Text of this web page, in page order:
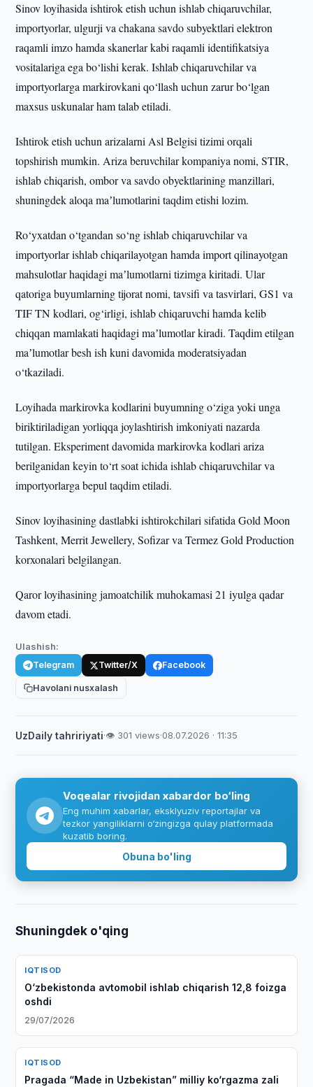
Sinov loyihasida ishtirok etish uchun ishlab chiqaruvchilar,
importyorlar, ulgurji va chakana savdo subyektlari elektron
raqamli imzo hamda skanerlar kabi raqamli identifikatsiya
vositalariga ega bo‘lishi kerak. Ishlab chiqaruvchilar va
importyorlarga markirovkani qo‘llash uchun zarur bo‘lgan
maxsus uskunalar ham talab etiladi.
Ishtirok etish uchun arizalarni Asl Belgisi tizimi orqali
topshirish mumkin. Ariza beruvchilar kompaniya nomi, STIR,
ishlab chiqarish, ombor va savdo obyektlarining manzillari,
shuningdek aloqa maʼlumotlarini taqdim etishi lozim.
Ro‘yxatdan o‘tgandan so‘ng ishlab chiqaruvchilar va
importyorlar ishlab chiqarilayotgan hamda import qilinayotgan
mahsulotlar haqidagi maʼlumotlarni tizimga kiritadi. Ular
qatoriga buyumlarning tijorat nomi, tavsifi va tasvirlari, GS1 va
TIF TN kodlari, og‘irligi, ishlab chiqaruvchi hamda kelib
chiqqan mamlakati haqidagi maʼlumotlar kiradi. Taqdim etilgan
maʼlumotlar besh ish kuni davomida moderatsiyadan
o‘tkaziladi.
Loyihada markirovka kodlarini buyumning o‘ziga yoki unga
biriktiriladigan yorliqqa joylashtirish imkoniyati nazarda
tutilgan. Eksperiment davomida markirovka kodlari ariza
berilganidan keyin to‘rt soat ichida ishlab chiqaruvchilar va
importyorlarga bepul taqdim etiladi.
Sinov loyihasining dastlabki ishtirokchilari sifatida Gold Moon
Tashkent, Merrit Jewellery, Sofizar va Termez Gold Production
korxonalari belgilangan.
Qaror loyihasining jamoatchilik muhokamasi 21 iyulga qadar
davom etadi.
Ulashish:
Telegram Twitter/X Facebook
Havolani nusxalash
UzDaily tahririyati·👁 301 views·08.07.2026 · 11:35
Voqealar rivojidan xabardor bo‘ling
Eng muhim xabarlar, eksklyuziv reportajlar va
tezkor yangiliklarni o‘zingizga qulay platformada
kuzatib boring.
Obuna bo'ling
Shuningdek o'qing
IQTISOD
O‘zbekistonda avtomobil ishlab chiqarish 12,8 foizga
oshdi
29/07/2026
IQTISOD
Pragada “Made in Uzbekistan” milliy ko‘rgazma zali